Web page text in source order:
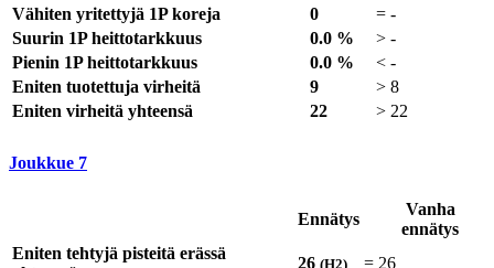
Vähiten yritettyjä 1P koreja
0 = -
Suurin 1P heittotarkkuus
0.0 % > -
Pienin 1P heittotarkkuus
0.0 % < -
Eniten tuotettuja virheitä
9 > 8
Eniten virheitä yhteensä
22 > 22
Joukkue 7
Ennätys
Vanha
ennätys
Eniten tehtyjä pisteitä erässä
26 (H2) = 26